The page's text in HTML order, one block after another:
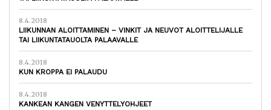
8.4.2018
LIIKUNNAN ALOITTAMINEN – VINKIT JA NEUVOT ALOITTELIJALLE
TAI LIIKUNTATAUOLTA PALAAVALLE
8.4.2018
KUN KROPPA EI PALAUDU
8.4.2018
KANKEAN KANGEN VENYTTELYOHJEET